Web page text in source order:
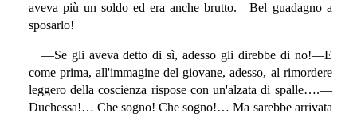
aveva più un soldo ed era anche brutto.—Bel guadagno a
sposarlo!
—Se gli aveva detto di sì, adesso gli direbbe di no!—E
come prima, all'immagine del giovane, adesso, al rimordere
leggero della coscienza rispose con un'alzata di spalle….—
Duchessa!… Che sogno! Che sogno!… Ma sarebbe arrivata